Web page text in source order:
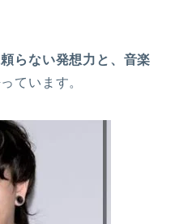
らない発想力と、音楽
ています。